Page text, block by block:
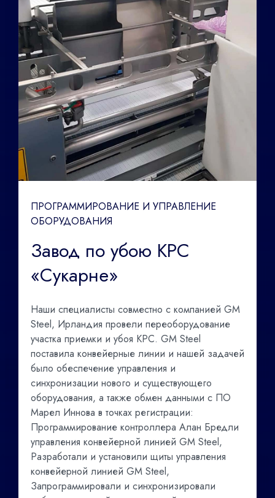
ПРОГРАММИРОВАНИЕ И УПРАВЛЕНИЕ
ОБОРУДОВАНИЯ
Завод по убою КРС
«Сукарне»
Наши специалисты совместно с компанией GM
Steel, Ирландия провели переоборудование
участка приемки и убоя КРС. GM Steel
поставила конвейерные линии и нашей задачей
было обеспечение управления и
синхронизации нового и существующего
оборудования, а также обмен данными с ПО
Марел Иннова в точках регистрации:
Программирование контроллера Алан Бредли
управления конвейерной линией GM Steel,
Разработали и установили щиты управления
конвейерной линией GM Steel,
Запрограммировали и синхронизировали